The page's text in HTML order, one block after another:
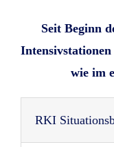
Seit Beginn
wie im
RKI